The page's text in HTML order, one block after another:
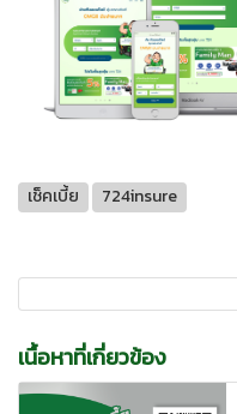
เช็คเบี้ย 724insure
เนื้อหาที่เกี่ยวข้อง